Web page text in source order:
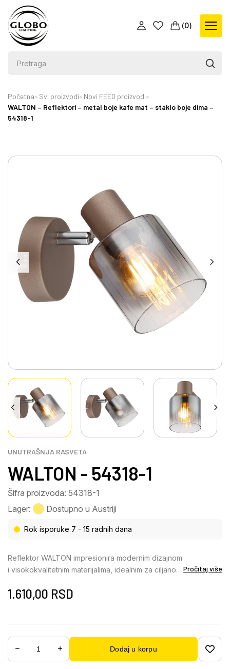
(0)
Početna Svi proizvodi
Novi FEED proizvodi
WALTON – Reflektori – metal boje kafe mat – staklo boje dima –
54318-1
UNUTRAŠNJA RASVETA
WALTON - 54318-1
Šifra proizvoda: 54318-1
Lager:
Dostupno u Austriji
Rok isporuke 7 - 15 radnih dana
Reflektor WALTON impresionira modernim dizajnom
i visokokvalitetnim materijalima, idealnim za ciljano
zidna ploča od stakla sa finim žlebovima dodaje
kvalitet. Reflektor ima dimljeni, providni i gradijentni
stakleni abažur koji prijatno raspoređuje svetlost
bez odsjaja. Sa dimenzijama Š: 80 mm, D: 125 mm,
Pročitaj više
1.610,00 RSD
Dodaj u korpu